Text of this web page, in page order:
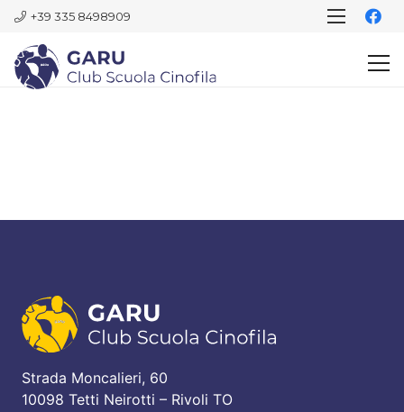
+39 335 8498909
Strada Moncalieri, 60
10098 Tetti Neirotti – Rivoli TO